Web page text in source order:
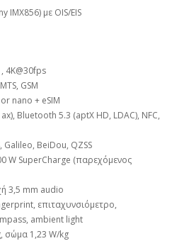
IMX856) με OIS/EIS
4K@30fps
GSM
nano + eSIM
Bluetooth 5.3 (aptX HD, LDAC), NFC,
Galileo, BeiDou, QZSS
W SuperCharge (παρεχόμενος
3,5 mm audio
επιταχυνσιόμετρο,
ambient light
σώμα 1,23 W/kg